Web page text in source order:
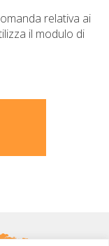
relativa ai
il modulo di